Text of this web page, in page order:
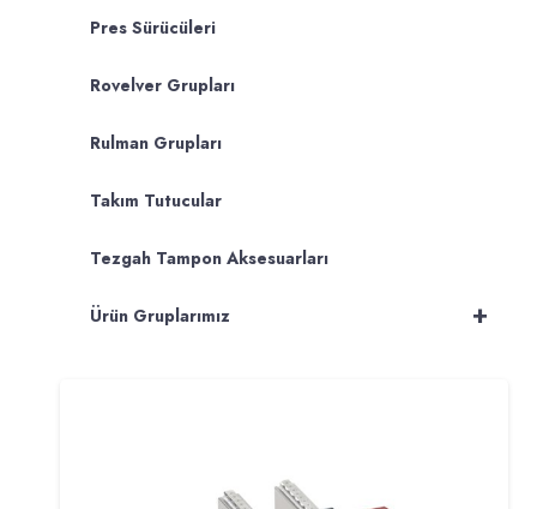
Pres Sürücüleri
Rovelver Grupları
Rulman Grupları
Takım Tutucular
Tezgah Tampon Aksesuarları
+
Ürün Gruplarımız